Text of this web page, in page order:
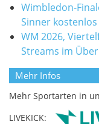
Wimbledon-
Sinner
WM 2026,
Streams im
Mehr Infos
Mehr Sportarten in
LIVEKICK: